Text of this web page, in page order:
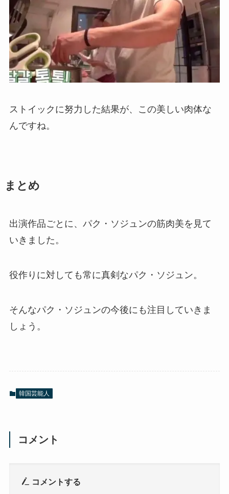
ストイックに努力した結果が、この美しい肉体な
んですね。
まとめ
出演作品ごとに、パク・ソジュンの筋肉美を見て
いきました。
役作りに対しても常に真剣なパク・ソジュン。
そんなパク・ソジュンの今後にも注目していきま
しょう。
韓国芸能人
コメント
コメントする